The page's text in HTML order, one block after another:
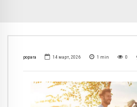
popara 14 март, 2026 1 min 0